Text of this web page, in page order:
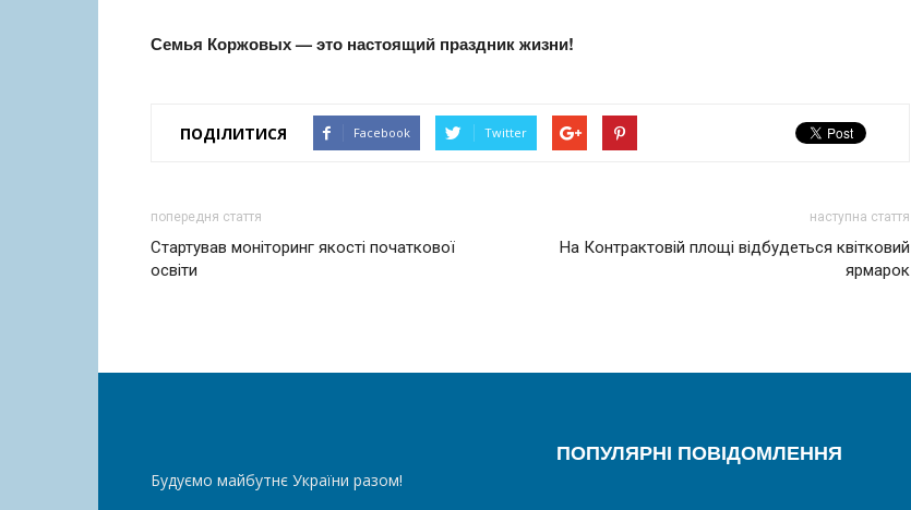
Семья Коржовых — это настоящий праздник жизни!
ПОДІЛИТИСЯ Facebook Twitter
попередня стаття
Стартував моніторинг якості початкової
освіти
наступна стаття
На Контрактовій площі відбудеться квітковий
ярмарок
Будуємо майбутнє України разом!
ПОПУЛЯРНІ ПОВІДОМЛЕННЯ